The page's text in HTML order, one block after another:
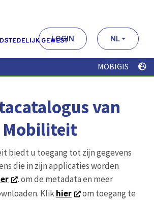
LOGIN NL
MOBIGIS
van
Mobiliteit
biedt u toegang tot zijn gegevens
die in zijn applicaties worden
. om de metadata en meer
Klikhier
om toegang te